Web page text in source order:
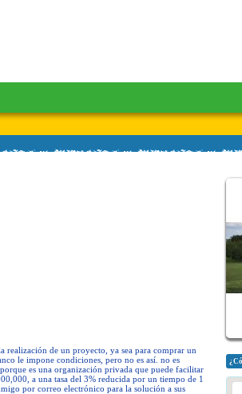
realización de un proyecto, ya sea para comprar un
le impone condiciones, pero no es así. no es
es una organización privada que puede facilitar
a una tasa del 3% reducida por un tiempo de 1
por correo electrónico para la solución a sus